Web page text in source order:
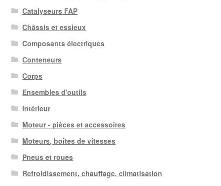
Catalyseurs FAP
Châssis et essieux
Composants électriques
Conteneurs
Corps
Ensembles d'outils
Intérieur
Moteur - pièces et accessoires
Moteurs, boîtes de vitesses
Pneus et roues
Refroidissement, chauffage, climatisation